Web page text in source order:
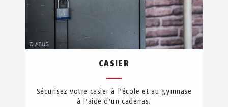
CASIER
Sécurisez votre casier à l'école et au gymnase
à l'aide d'un cadenas.